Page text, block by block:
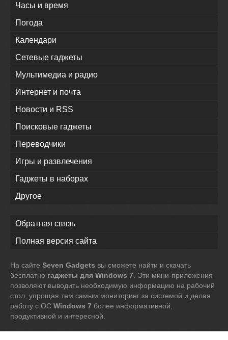
Часы и время
Погода
Календари
Сетевые гаджеты
Мультимедиа и радио
Интернет и почта
Новости и RSS
Поисковые гаджеты
Переводчики
Игры и развлечения
Гаджеты в наборах
Другое
Обратная связь
Полная версия сайта
На сайте Seven Gadgets вы сможете найти и скачать
бесплатно гаджеты для Windows 7 . Эти мини-приложения
позволяют выводить необходимую информацию на рабочий
стол, упрощая тем самым мониторинг за системой и делая
работу с ОС Windows 7 более информативной,
продуктивной и интересной.